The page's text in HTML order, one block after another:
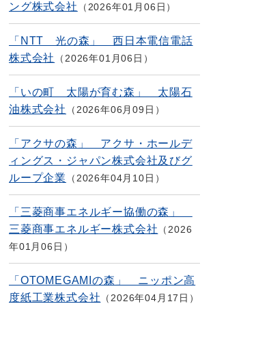
ング株式会社
2026年01月06日
「NTT 光の森」 西日本電信電話
株式会社
2026年01月06日
「いの町 太陽が育む森」 太陽石
油株式会社
2026年06月09日
「アクサの森」 アクサ・ホールデ
ィングス・ジャパン株式会社及びグ
ループ企業
2026年04月10日
「三菱商事エネルギー協働の森」
三菱商事エネルギー株式会社
2026
年01月06日
「OTOMEGAMIの森」 ニッポン高
度紙工業株式会社
2026年04月17日